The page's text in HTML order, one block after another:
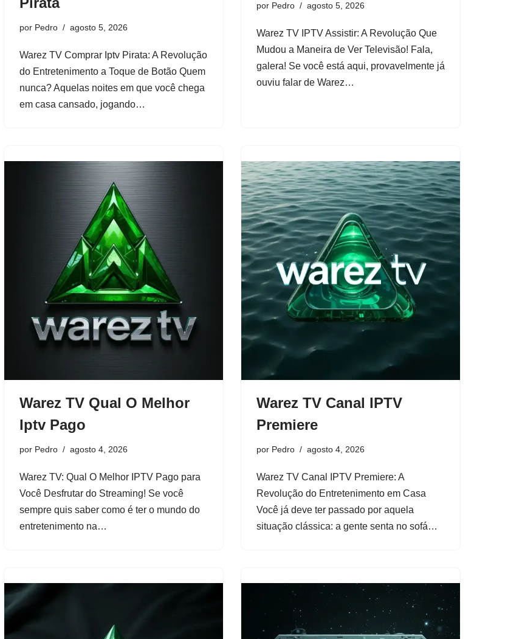
por Pedro agosto 5, 2026
Warez TV Comprar Iptv Pirata: A Revolução
do Entretenimento a Toque de Botão Quem
nunca? Aquelas noites em que você chega
em casa cansado, jogando…
por Pedro agosto 5, 2026
Warez TV IPTV Assistir: A Revolução Que
Mudou a Maneira de Ver Televisão! Fala,
galera! Se você está aqui, provavelmente já
ouviu falar de Warez…
Warez TV Qual O Melhor
Iptv Pago
por Pedro agosto 4, 2026
Warez TV: Qual O Melhor IPTV Pago para
Você Desfrutar do Streaming! Se você
sempre quis saber como é ter o mundo do
entretenimento na…
Warez TV Canal IPTV
Premiere
por Pedro agosto 4, 2026
Warez TV Canal IPTV Premiere: A
Revolução do Entretenimento em Casa
Você já deve ter passado por aquela
situação clássica: a gente senta no sofá…